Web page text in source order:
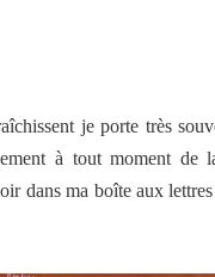
je porte très
à tout moment de
dans ma boîte aux